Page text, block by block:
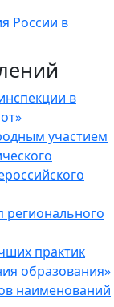
России в
в
участием
практик
образования»
наименований